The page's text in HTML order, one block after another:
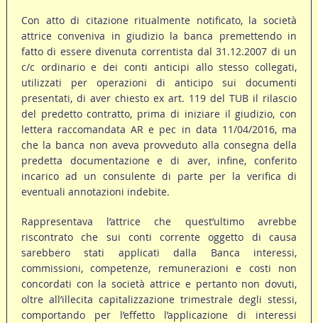
Con atto di citazione ritualmente notificato, la società
attrice conveniva in giudizio la banca premettendo in
fatto di essere divenuta correntista dal 31.12.2007 di un
c/c ordinario e dei conti anticipi allo stesso collegati,
utilizzati per operazioni di anticipo sui documenti
presentati, di aver chiesto ex art. 119 del TUB il rilascio
del predetto contratto, prima di iniziare il giudizio, con
lettera raccomandata AR e pec in data 11/04/2016, ma
che la banca non aveva provveduto alla consegna della
predetta documentazione e di aver, infine, conferito
incarico ad un consulente di parte per la verifica di
eventuali annotazioni indebite.
Rappresentava l’attrice che quest’ultimo avrebbe
riscontrato che sui conti corrente oggetto di causa
sarebbero stati applicati dalla Banca interessi,
commissioni, competenze, remunerazioni e costi non
concordati con la società attrice e pertanto non dovuti,
oltre all’illecita capitalizzazione trimestrale degli stessi,
comportando per l’effetto l’applicazione di interessi